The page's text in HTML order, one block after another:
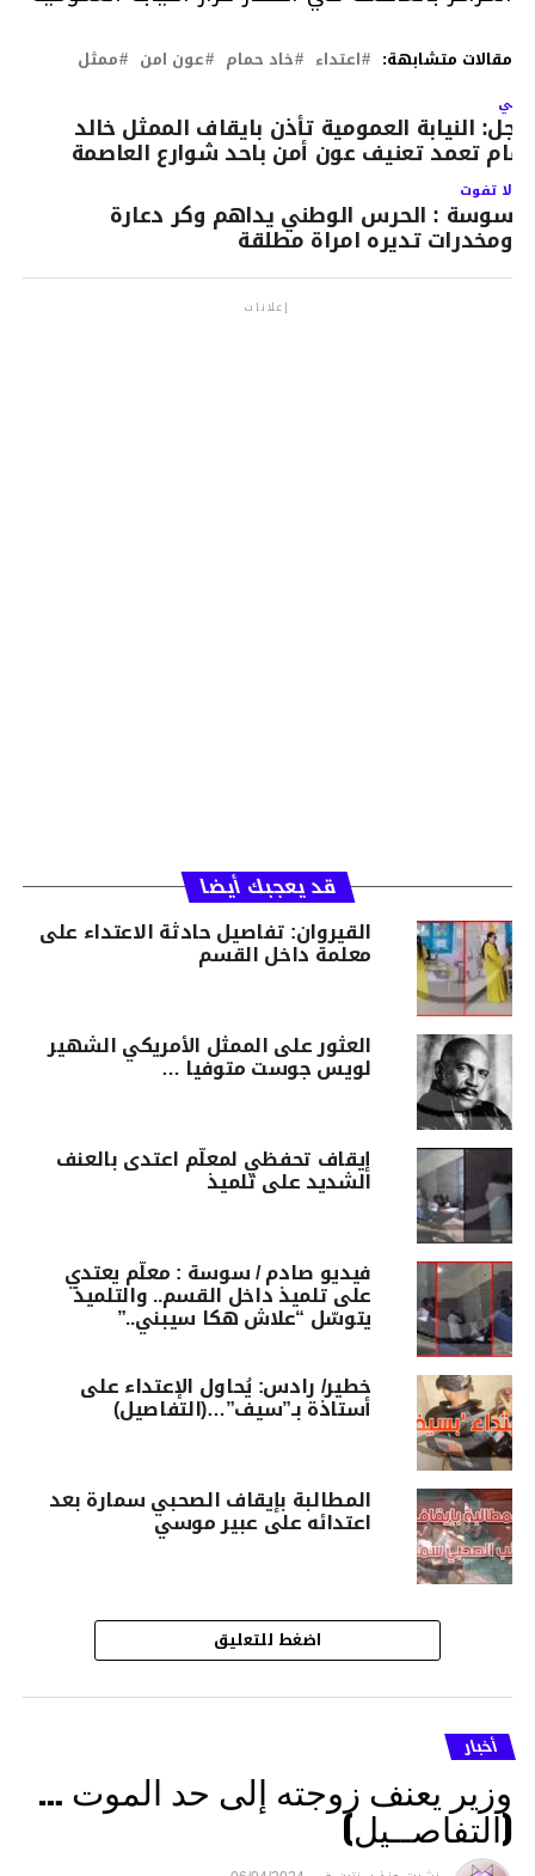
مقالات متشابهة: اعتداء خاد حمام عون امن ممثل
النيابة العمومية تأذن بايقاف الممثل خالد
تعمد تعنيف عون أمن باحد شوارع العاصمة
لا تفوت
سوسة : الحرس الوطني يداهم وكر دعارة
ومخدرات تديره امراة مطلقة
إعلانات
قد يعجبك أيضا
القيروان: تفاصيل حادثة الاعتداء على
معلمة داخل القسم
العثور على الممثل الأمريكي الشهير
لويس جوست متوفيا …
إيقاف تحفظي لمعلّم اعتدى بالعنف
الشديد على تلميذ
فيديو صادم / سوسة : معلّم يعتدي
على تلميذ داخل القسم.. والتلميذ
يتوسّل “علاش هكا سيبني..”
خطير/ رادس: يُحاول الإعتداء على
أستاذة بـ”سيف”…(التفاصيل)
المطالبة بإيقاف الصحبي سمارة بعد
اعتدائه على عبير موسي
اضغط للتعليق
أخبار
وزير يعنف زوجته إلى حد الموت …
(التفاصــيل)